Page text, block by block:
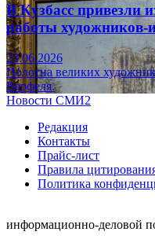
В Кузбасс привезли
работы художников-
23.06.2026
Полотна великих
Верфеля.
Новости СМИ2
Редакция
Контакты
Прайс-лист
Правила
Политика
информационно-деловой